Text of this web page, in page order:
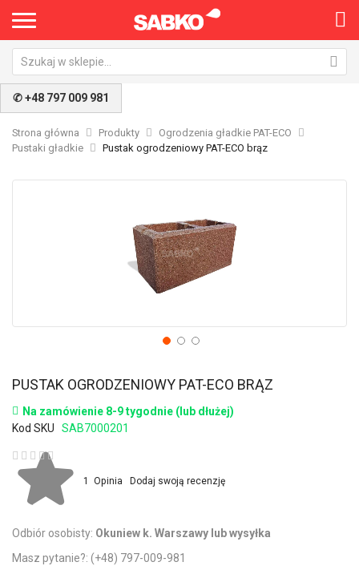
✆ +48 797 009 981
Strona główna Produkty
Ogrodzenia gładkie PAT-ECO
Pustaki gładkie
Pustak ogrodzeniowy PAT-ECO brąz
PUSTAK OGRODZENIOWY PAT-ECO BRĄZ
Na zamówienie 8-9 tygodnie (lub dłużej)
Kod SKU
SAB7000201
Ocena:
1 Opinia Dodaj swoją recenzję
Odbiór osobisty: Okuniew k. Warszawy lub wysyłka
Masz pytanie?: (+48) 797-009-981